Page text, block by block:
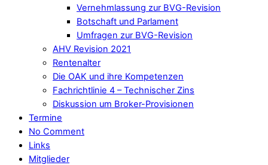
Vernehmlassung zur BVG-Revision
Botschaft und Parlament
Umfragen zur BVG-Revision
AHV Revision 2021
Rentenalter
Die OAK und ihre Kompetenzen
Fachrichtlinie 4 – Technischer Zins
Diskussion um Broker-Provisionen
Termine
No Comment
Links
Mitglieder